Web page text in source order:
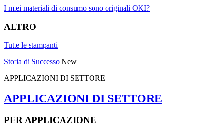
I miei materiali di consumo sono originali OKI?
ALTRO
Tutte le stampanti
Storia di Successo New
APPLICAZIONI DI SETTORE
APPLICAZIONI DI SETTORE
PER APPLICAZIONE